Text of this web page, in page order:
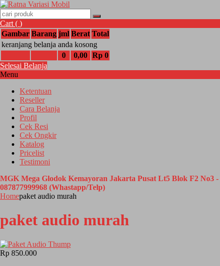
Cart ( )
Gambar Barang jml Berat Total
keranjang belanja anda kosong
0
0,00 Rp 0
Selesai Belanja
Menu
Ketentuan
Reseller
Cara Belanja
Profil
Cek Resi
Cek Ongkir
Katalog
Pricelist
Testimoni
MGK Mega Glodok Kemayoran Jakarta Pusat Lt5 Blok F2 No3 -
087877999968 (Whastapp/Telp)
Homepaket audio murah
paket audio murah
Rp 850.000